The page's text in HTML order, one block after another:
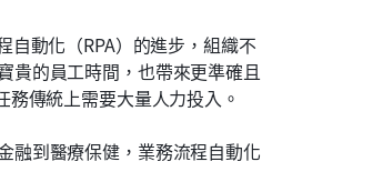
動化（RPA）的進步，組織不
貴的員工時間，也帶來更準確且
傳統上需要大量人力投入。
融到醫療保健，業務流程自動化